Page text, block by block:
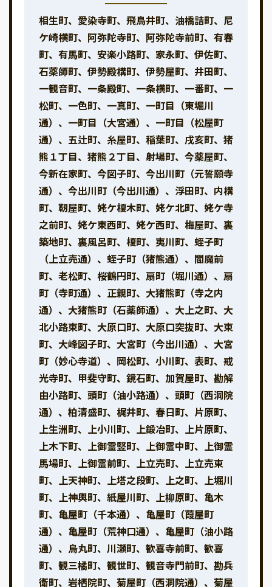
相生町、愛染寺町、飛鳥井町、油橋詰町、尼
ケ崎横町、阿弥陀寺町、阿弥陀寺前町、有春
町、有馬町、安楽小路町、家永町、伊佐町、
石薬師町、伊勢殿構町、伊勢屋町、井田町、
一観音町、一条殿町、一条横町、一番町、一
松町、一色町、一真町、一町目（東堀川
通）、一町目（大宮通）、一町目（松屋町
通）、五辻町、糸屋町、稲葉町、戌亥町、猪
熊１丁目、猪熊２丁目、射場町、今薬屋町、
今新在家町、今図子町、今出川町（元誓願寺
通）、今出川町（今出川通）、浮田町、内構
町、靭屋町、姥ケ榎木町、姥ケ北町、姥ケ寺
之前町、姥ケ東西町、姥ケ西町、梅屋町、裏
築地町、裏風呂町、榎町、夷川町、蛭子町
（上立売通）、蛭子町（猪熊通）、閻魔前
町、老松町、桜鶴円町、扇町（堀川通）、扇
町（寺町通）、正親町、大猪熊町（寺之内
通）、大猪熊町（石薬師通）、大上之町、大
北小路東町、大原口町、大原口突抜町、大東
町、大峰図子町、大宮町（今出川通）、大宮
町（妙心寺道）、岡松町、小川町、表町、戒
光寺町、甲斐守町、鏡石町、加賀屋町、勘解
由小路町、頭町（油小路通）、頭町（西洞院
通）、柏清盛町、梶井町、春日町、片原町、
上生洲町、上小川町、上鍛冶町、上片原町、
上木下町、上御霊竪町、上御霊中町、上御霊
馬場町、上御霊前町、上立売町、上立売東
町、上天神町、上塔之段町、上之町、上堀川
町、上神輿町、紙屋川町、上柳原町、亀木
町、亀屋町（千本通）、亀屋町（葭屋町
通）、亀屋町（荒神口通）、亀屋町（油小路
通）、烏丸町、川瀬町、歓喜寺前町、歓喜
町、観三橘町、観世町、観音寺門前町、勘兵
衛町、岩栖院町、菊屋町（西洞院通）、菊屋